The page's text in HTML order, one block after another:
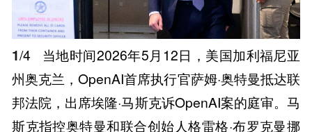
1/4
当地时间2026年5月12日，美国加利福尼亚
州奥克兰，OpenAI首席执行官萨姆·奥特曼抵达联
邦法院，出席埃隆·马斯克诉OpenAI案的庭审。马
斯克指控奥特曼和联合创始人格雷格·布罗克曼挪